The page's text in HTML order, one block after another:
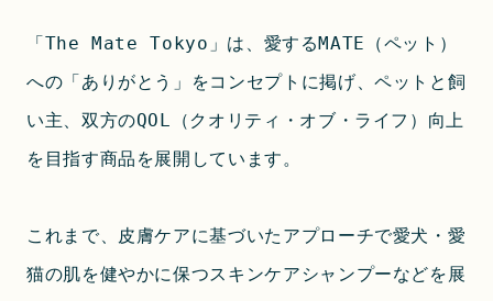
「The Mate Tokyo」は、愛するMATE（ペット）
への「ありがとう」をコンセプトに掲げ、ペットと飼
い主、双方のQOL（クオリティ・オブ・ライフ）向上
を目指す商品を展開しています。
これまで、皮膚ケアに基づいたアプローチで愛犬・愛
猫の肌を健やかに保つスキンケアシャンプーなどを展